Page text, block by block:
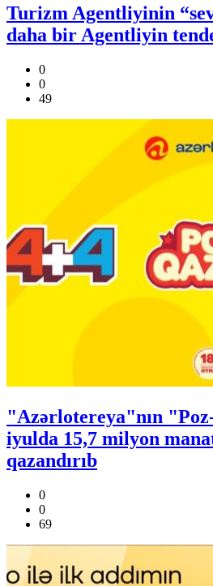
Turizm Agentliyinin
daha bir Agentliyin
0
0
49
"Azərlotereya"nın
iyulda 15,7 milyon
qazandırıb
0
0
69